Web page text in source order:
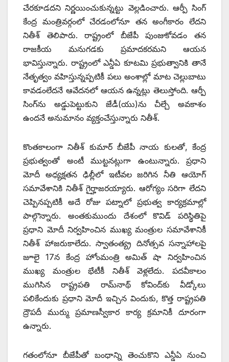
చేరకూడదని నిర్ణయించుకున్నట్టు వెల్లడించారు. ఆర్పీ సింగ్‌
‌కేంద్ర మంత్రివర్గంలో చేరడంలోనూ తన అంగీకారం లేదని
నితీశ్‌ ‌తెలిపారు. రాష్ట్రంలో బీజేపీ పుంజుకోవడం తన
రాజకీయ మనుగడకు ప్రమాదకరమని ఆయన
భావిస్తున్నారు. రాష్ట్రంలో ఎన్డీఏ కూటమి ప్రభుత్వానికి తానే
నేతృత్వం వహిస్తున్నప్పటికీ పలు అంశాల్లో మాట చెల్లుబాటు
కావడంలేదనే ఆవేదనలో ఆయన ఉన్నట్లు తెలుస్తోంది. ఆర్పీ
సింగ్‌ను అడ్డుపెట్టుకుని జేడీ(యు)ను చీల్చే అవకాశం
ఉందనే అనుమానం వ్యక్తంచేస్తున్నారు నితీశ్‌.
‌కొంతకాలంగా నితీశ్‌ ‌కుమార్‌ ‌బీజేపీ నాయ కులతో, కేంద్ర
ప్రభుత్వంతో అంటీ ముట్టనట్లుగా ఉంటున్నారు. ప్రధాని
మోదీ అధ్యక్షతన ఢిల్లీలో ఇటీవల జరిగిన నీతి ఆయోగ్‌
‌సమావేశానికి నితీశ్‌ ‌గైర్హాజరయ్యారు. ఆరోగ్యం సరిగా లేదని
చెప్పినప్పటికీ అదే రోజు పట్నాలో ప్రభుత్వ కార్యక్రమాల్లో
పాల్గొన్నారు. అంతకుముందు దేశంలో కొవిడ్‌ ‌పరిస్థితిపై
ప్రధాని మోదీ నిర్వహించిన ముఖ్య మంత్రుల సమావేశానికీ
నితీశ్‌ ‌హాజరుకాలేదు. స్వాతంత్య్ర దినోత్సవ సన్నాహాలపై
జూలై 17న కేంద్ర హోంమంత్రి అమిత్‌ ‌షా నిర్వహించిన
ముఖ్య మంత్రుల భేటీకీ నితీశ్‌ ‌వెళ్లలేదు. పదవీకాలం
ముగిసిన రాష్ట్రపతి రామ్‌నాథ్‌ ‌కోవింద్‌కు వీడ్కోలు
పలికేందుకు ప్రధాని మోదీ ఇచ్చిన విందుకు, కొత్త రాష్ట్రపతి
ద్రౌపదీ ముర్ము ప్రమాణస్వీకార కార్య క్రమానికీ దూరంగా
ఉన్నారు.
గతంలోనూ బీజేపీతో బంధాన్ని తెంచుకొని ఎన్డీఏ నుంచి